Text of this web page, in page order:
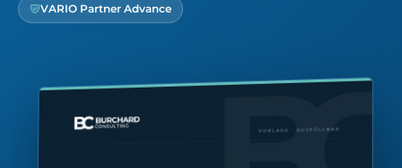
VARIO Partner Advance